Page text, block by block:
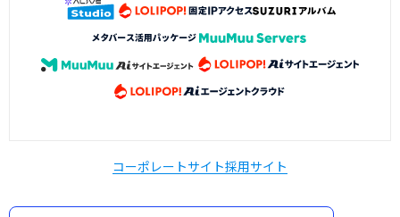
コーポレートサイト採用サイト